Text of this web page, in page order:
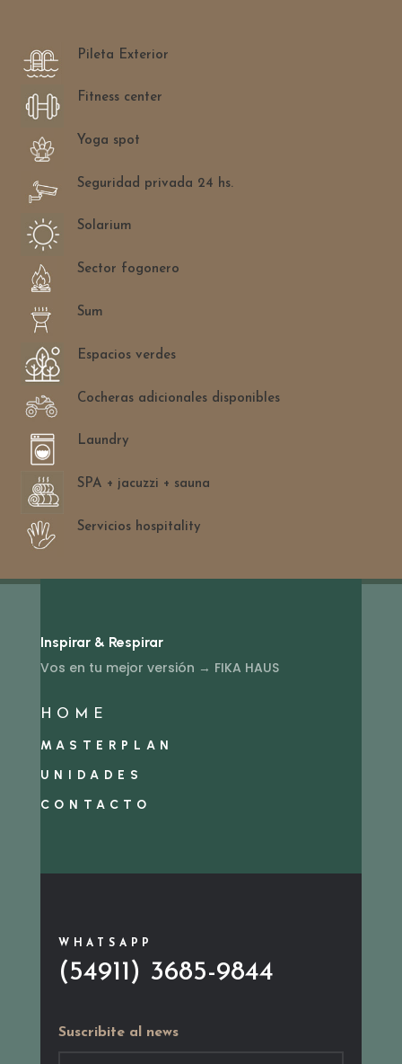
Pileta Exterior
Fitness center
Yoga spot
Seguridad privada 24 hs.
Solarium
Sector fogonero
Sum
Espacios verdes
Cocheras adicionales disponibles
Laundry
SPA + jacuzzi + sauna
Servicios hospitality
Inspirar & Respirar
Vos en tu mejor versión → FIKA HAUS
HOME
MASTERPLAN
UNIDADES
CONTACTO
WHATSAPP
(54911) 3685-9844
Suscribite al news